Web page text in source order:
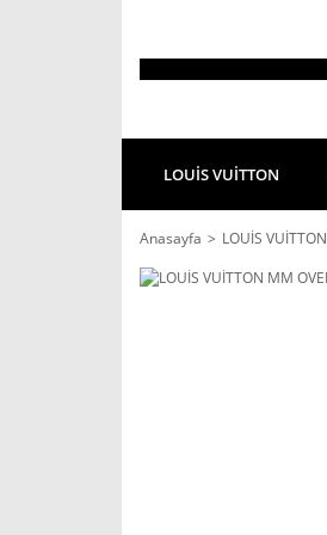
LOUİS VUİTTON
Anasayfa LOUİS VUİTTON